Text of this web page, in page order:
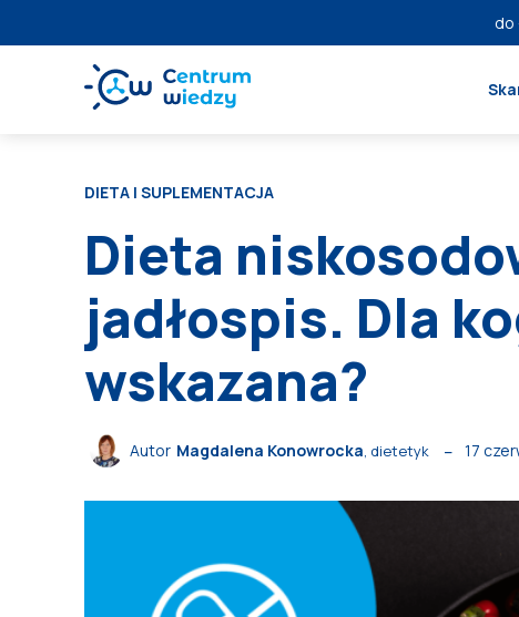
do
DIETA I SUPLEMENTACJA
Dieta
jadłospis. Dla
wskazana?
Autor Magdalena Konowrocka, dietetyk 17